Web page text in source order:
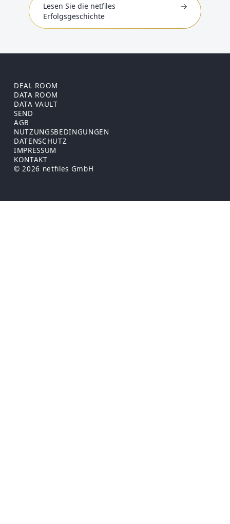
Lesen Sie die netfiles
Erfolgsgeschichte
DEAL ROOM
DATA ROOM
DATA VAULT
SEND
AGB
NUTZUNGSBEDINGUNGEN
DATENSCHUTZ
IMPRESSUM
KONTAKT
© 2026 netfiles GmbH